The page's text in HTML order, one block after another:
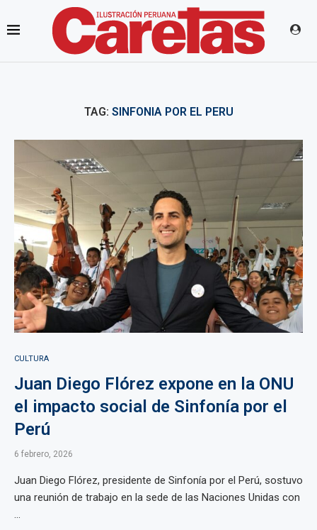
TAG: SINFONIA POR EL PERU
CULTURA
Juan Diego Flórez expone en la ONU
el impacto social de Sinfonía por el
Perú
6 febrero, 2026
Juan Diego Flórez, presidente de Sinfonía por el Perú, sostuvo
una reunión de trabajo en la sede de las Naciones Unidas con
...